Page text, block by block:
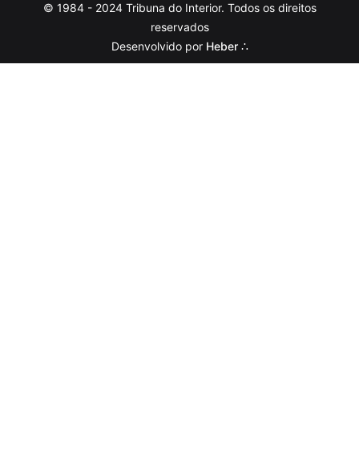
© 1984 - 2024 Tribuna do Interior. Todos os direitos
reservados
Desenvolvido por Heber ∴